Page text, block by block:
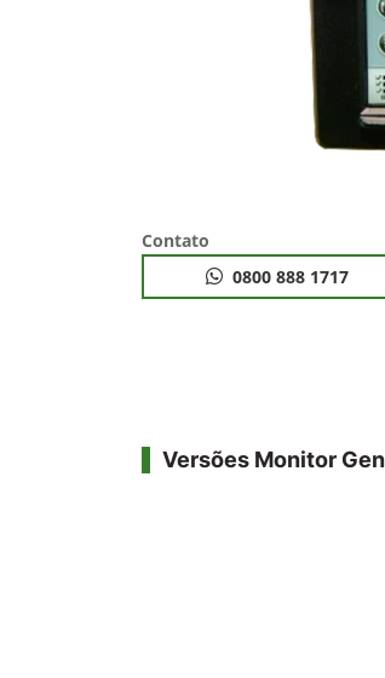
Contato
0800 888 1717
Versões Monitor